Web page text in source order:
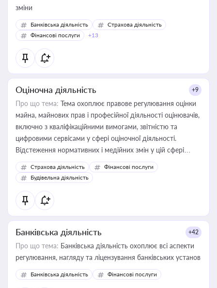
зміни
Банківська діяльність
Страхова діяльність
Фінансові послуги
+13
Оціночна діяльність +9
Про що тема: Тема охоплює правове регулювання оцінки
майна, майнових прав і професійної діяльності оцінювачів,
включно з кваліфікаційними вимогами, звітністю та
цифровими сервісами у сфері оціночної діяльності.
Відстеження нормативних і медійних змін у цій сфері
корисне для власника бізнесу, керівника, юриста або
бухгалтера під час оподаткування, приватизації, оренди
державного майна, корпоративних угод і перевірки
статусу суб'єктів оціночної діяльності
Страхова діяльність
Фінансові послуги
Будівельна діяльність
Банківська діяльність +42
Про що тема: Банківська діяльність охоплює всі аспекти
регулювання, нагляду та ліцензування банківських установ
Банківська діяльність Фінансові послуги